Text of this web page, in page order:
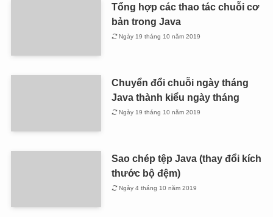
Tổng hợp các thao tác chuỗi cơ
bản trong Java
Ngày 19 tháng 10 năm 2019
Chuyển đổi chuỗi ngày tháng
Java thành kiểu ngày tháng
Ngày 19 tháng 10 năm 2019
Sao chép tệp Java (thay đổi kích
thước bộ đệm)
Ngày 4 tháng 10 năm 2019